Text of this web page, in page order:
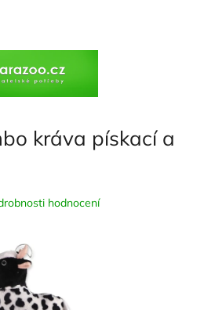
kráva pískací a
hodnocení